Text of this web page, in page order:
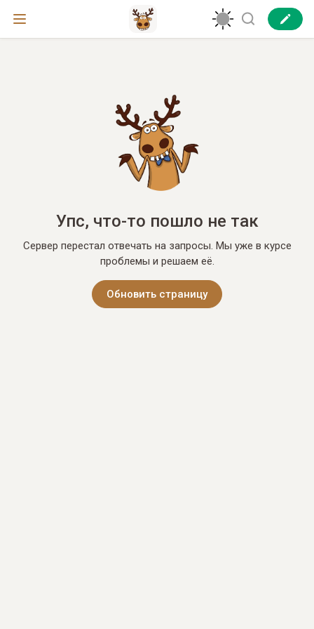
Упс, что-то пошло не так
Сервер перестал отвечать на запросы. Мы уже в курсе
проблемы и решаем её.
Обновить страницу